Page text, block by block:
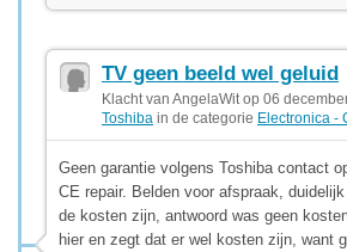
TV geen beeld wel geluid
Klacht van AngelaWit op 06
Toshiba in de categorie Electronica -
Geen garantie volgens Toshiba contact
CE repair. Belden voor afspraak,
de kosten zijn, antwoord was geen
hier en zegt dat er wel kosten zijn, want